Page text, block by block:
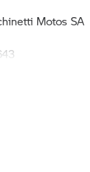
Motos SA